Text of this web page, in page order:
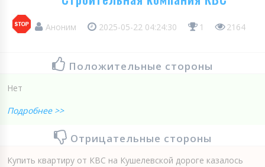
Аноним 2025-05-22 04:24:30 1 2164
Положительные стороны
Нет
Подробнее >>
Отрицательные стороны
Купить квартиру от КВС на Кушелевской дороге казалось